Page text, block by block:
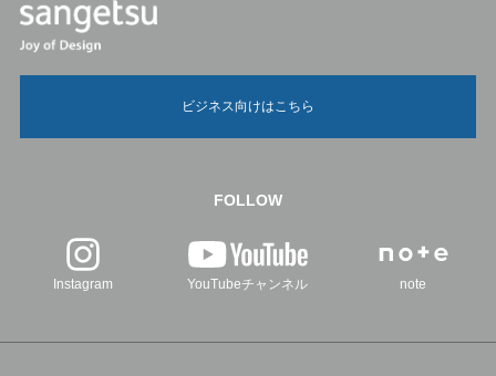
ビジネス向けはこちら
FOLLOW
Instagram YouTubeチャンネル note